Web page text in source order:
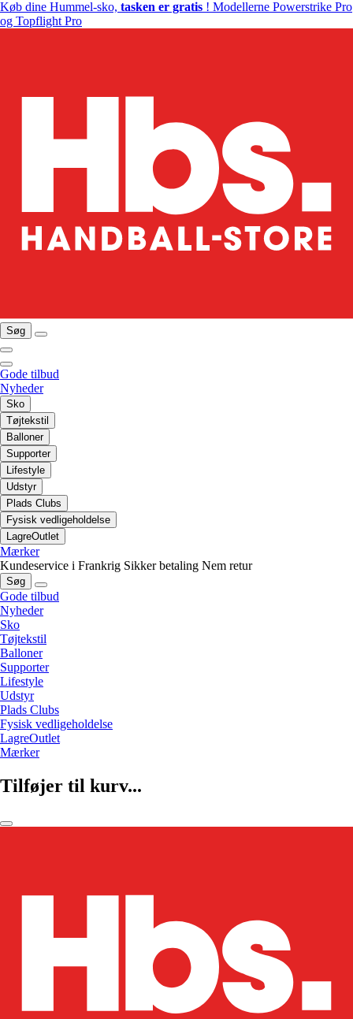
Køb dine Hummel-sko, tasken er gratis ! Modellerne Powerstrike Pro
og Topflight Pro
Søg
Gode tilbud
Nyheder
Sko
Tøjtekstil
Balloner
Supporter
Lifestyle
Udstyr
Plads Clubs
Fysisk vedligeholdelse
LagreOutlet
Mærker
Kundeservice i Frankrig Sikker betaling Nem retur
Søg
Gode tilbud
Nyheder
Sko
Tøjtekstil
Balloner
Supporter
Lifestyle
Udstyr
Plads Clubs
Fysisk vedligeholdelse
LagreOutlet
Mærker
Tilføjer til kurv...